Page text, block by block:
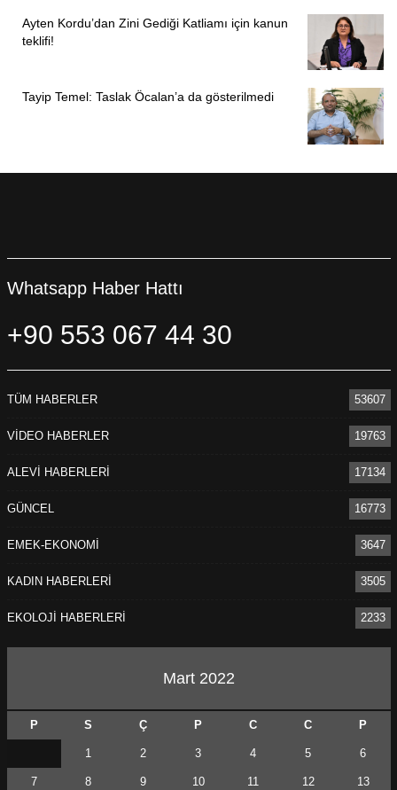
Ayten Kordu’dan Zini Gediği Katliamı için kanun
teklifi!
Tayip Temel: Taslak Öcalan’a da gösterilmedi
Whatsapp Haber Hattı
+90 553 067 44 30
TÜM HABERLER 53607
VİDEO HABERLER 19763
ALEVİ HABERLERİ 17134
GÜNCEL 16773
EMEK-EKONOMİ 3647
KADIN HABERLERİ 3505
EKOLOJİ HABERLERİ 2233
Mart 2022
P S Ç P C C P
1 2 3 4 5 6
7 8 9 10 11 12 13